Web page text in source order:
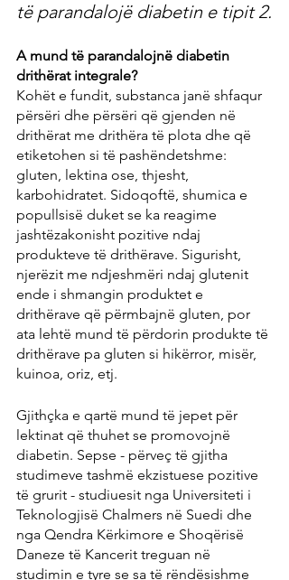
të parandalojë diabetin e tipit 2.
A mund të parandalojnë diabetin
drithërat integrale?
Kohët e fundit, substanca janë shfaqur
përsëri dhe përsëri që gjenden në
drithërat me drithëra të plota dhe që
etiketohen si të pashëndetshme:
gluten, lektina ose, thjesht,
karbohidratet. Sidoqoftë, shumica e
popullsisë duket se ka reagime
jashtëzakonisht pozitive ndaj
produkteve të drithërave. Sigurisht,
njerëzit me ndjeshmëri ndaj glutenit
ende i shmangin produktet e
drithërave që përmbajnë gluten, por
ata lehtë mund të përdorin produkte të
drithërave pa gluten si hikërror, misër,
kuinoa, oriz, etj.
Gjithçka e qartë mund të jepet për
lektinat që thuhet se promovojnë
diabetin. Sepse - përveç të gjitha
studimeve tashmë ekzistuese pozitive
të grurit - studiuesit nga Universiteti i
Teknologjisë Chalmers në Suedi dhe
nga Qendra Kërkimore e Shoqërisë
Daneze të Kancerit treguan në
studimin e tyre se sa të rëndësishme